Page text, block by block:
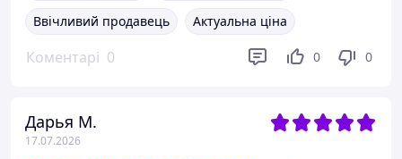
Ввічливий продавець
Актуальна ціна
Коментарі 0 0 0
Дарья М.
17.07.2026